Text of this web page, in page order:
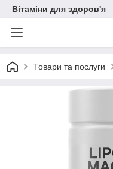
Вітаміни для здоров'я
Товари та послуги